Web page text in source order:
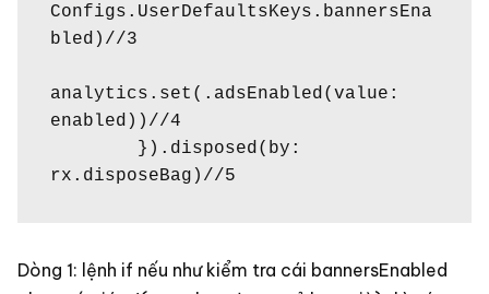
Configs.UserDefaultsKeys.bannersEna
bled)//3
analytics.set(.adsEnabled(value:
enabled))//4
rx.disposeBag)//5
Dòng 1: lệnh if nếu như kiểm tra cái bannersEnabled